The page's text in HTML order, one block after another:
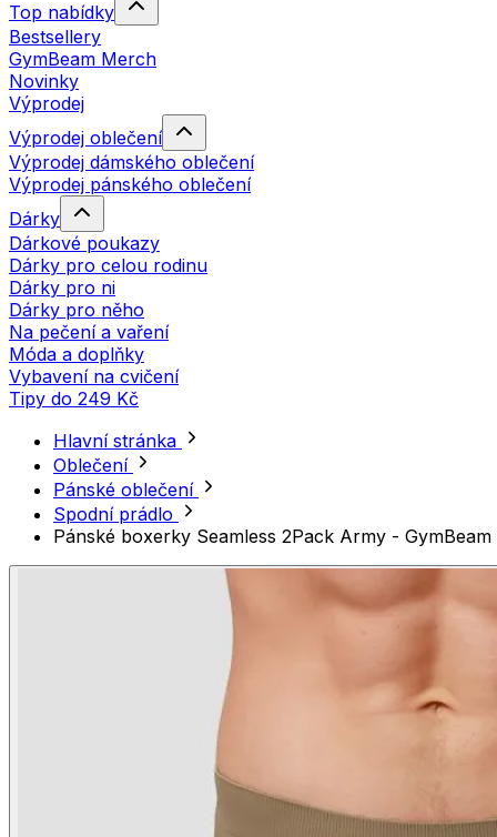
Top nabídky
Bestsellery
GymBeam Merch
Novinky
Výprodej
Výprodej oblečení
Výprodej dámského oblečení
Výprodej pánského oblečení
Dárky
Dárkové poukazy
Dárky pro celou rodinu
Dárky pro ni
Dárky pro něho
Na pečení a vaření
Móda a doplňky
Vybavení na cvičení
Tipy do 249 Kč
Hlavní stránka
Oblečení
Pánské oblečení
Spodní prádlo
Pánské boxerky Seamless 2Pack Army - GymBeam